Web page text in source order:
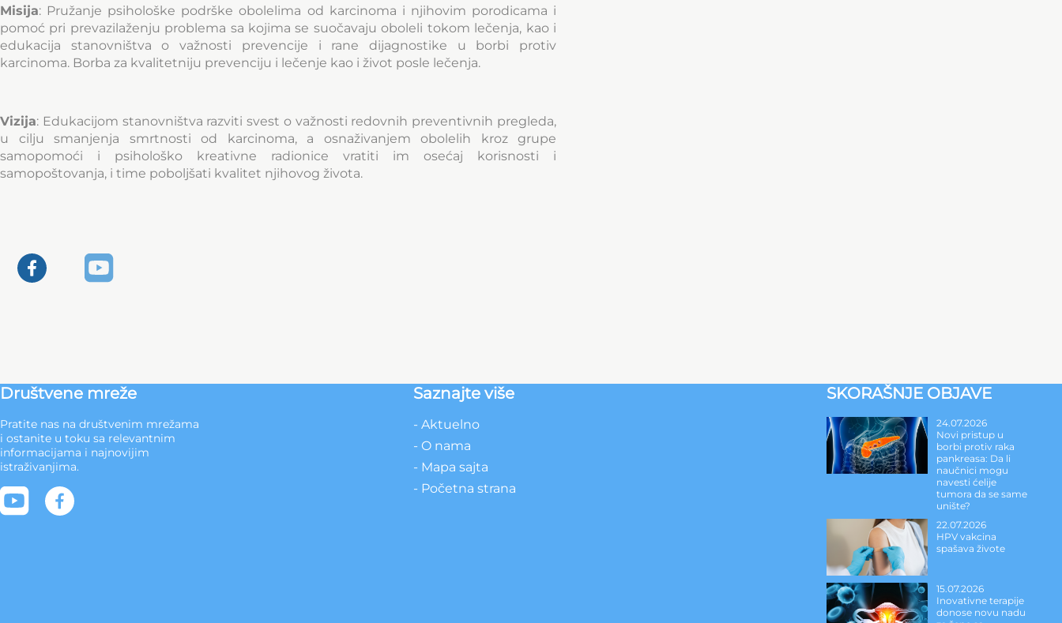
Misija: Pružanje psihološke podrške obolelima od karcinoma i njihovim porodicama i
pomoć pri prevazilaženju problema sa kojima se suočavaju oboleli tokom lečenja, kao i
edukacija stanovništva o važnosti prevencije i rane dijagnostike u borbi protiv
karcinoma. Borba za kvalitetniju prevenciju i lečenje kao i život posle lečenja.
Vizija: Edukacijom stanovništva razviti svest o važnosti redovnih preventivnih pregleda,
u cilju smanjenja smrtnosti od karcinoma, a osnaživanjem obolelih kroz grupe
samopomoći i psihološko kreativne radionice vratiti im osećaj korisnosti i
samopoštovanja, i time poboljšati kvalitet njihovog života.
Društvene mreže
Pratite nas na društvenim mrežama
i ostanite u toku sa relevantnim
informacijama i najnovijim
istraživanjima.
Saznajte više
- Aktuelno
- O nama
- Mapa sajta
- Početna strana
SKORAŠNJE OBJAVE
24.07.2026
Novi pristup u
borbi protiv raka
pankreasa: Da li
naučnici mogu
navesti ćelije
tumora da se same
unište?
22.07.2026
HPV vakcina
spašava živote
15.07.2026
Inovativne terapije
donose novu nadu